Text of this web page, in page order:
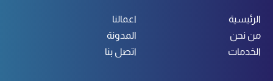
الرئيسية
من نحن
الخدمات
اعمالنا
المدونة
اتصل بنا